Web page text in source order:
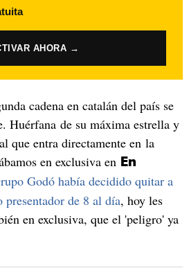
AHORA →
cadena en catalán del país se
Huérfana de su máxima estrella y
que entra directamente en la
en exclusiva en En
Godó había decidido quitar a
de 8 al día, hoy les
en exclusiva, que el 'peligro' ya